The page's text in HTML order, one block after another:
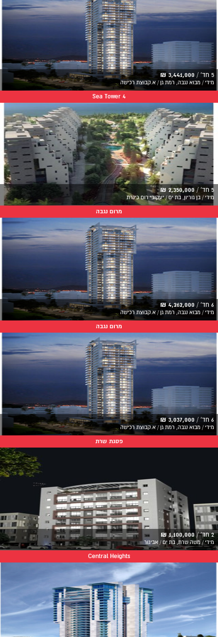
5 חד' / 3,441,000 ₪
מידי / מבוא נגבה, רמת גן / א.קבוצת רכישה
Sea Tower 4
5 חד' / 2,350,000 ₪
מידי / בן גוריון, בת ים / יעקובי רום כינרת
מרום נגבה
6 חד' / 4,262,000 ₪
מידי / מבוא נגבה, רמת גן / א.קבוצת רכישה
מרום נגבה
6 חד' / 3,037,000 ₪
מידי / מבוא נגבה, רמת גן / א.קבוצת רכישה
פסגת שרת
2 חד' / 1,100,000 ₪
מידי / משה שרת, בת ים / אביגור
Central Heights